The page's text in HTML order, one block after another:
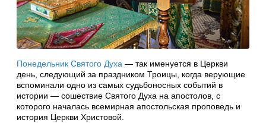
Понедельник Святого Духа — так именуется в Церкви
день, следующий за праздником Троицы, когда верующие
вспоминали одно из самых судьбоносных событий в
истории — сошествие Святого Духа на апостолов, с
которого началась всемирная апостольская проповедь и
история Церкви Христовой.